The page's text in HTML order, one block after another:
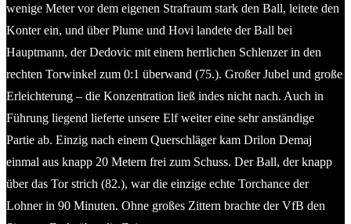
wenige Meter vor dem eigenen Strafraum stark den Ball, leitete den
Konter ein, und über Plume und Hovi landete der Ball bei
Hauptmann, der Dedovic mit einem herrlichen Schlenzer in den
rechten Torwinkel zum 0:1 überwand (75.). Großer Jubel und große
Erleichterung – die Konzentration ließ indes nicht nach. Auch in
Führung liegend lieferte unsere Elf weiter eine sehr anständige
Partie ab. Einzig nach einem Querschläger kam Drilon Demaj
einmal aus knapp 20 Metern frei zum Schuss. Der Ball, der knapp
über das Tor strich (82.), war die einzige echte Torchance der
Lohner in 90 Minuten. Ohne großes Zittern brachte der VfB den